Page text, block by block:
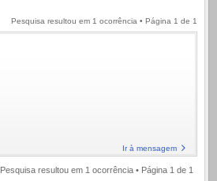
Pesquisa resultou em 1 ocorrência • Página 1 de 1
Ir à mensagem
Pesquisa resultou em 1 ocorrência • Página 1 de 1